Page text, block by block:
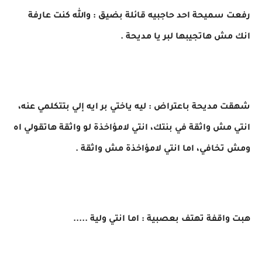
رفعت سميحة احد حاجبيه قائلة بضيق : والله كنت عارفة
انك مش هاتجيبها لبر يا مديحة .
شهقت مديحة باعتراض : ليه ياختي بر ايه إلي بتتكلمي عنه،
انتي مش واثقة في بنتك، انتي لامؤاخذة لو واثقة هاتقولي اه
ومش تخافي، اما انتي لامؤاخذة مش واثقة .
هبت واقفة تهتف بعصبية : اما انتي ولية .....